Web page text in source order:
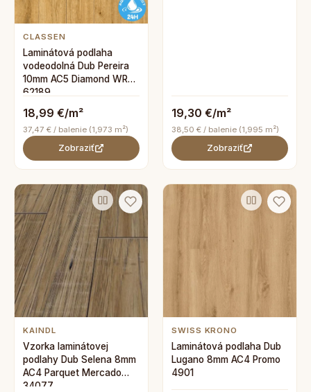
CLASSEN
Laminátová podlaha
vodeodolná Dub Pereira
10mm AC5 Diamond WR
62189
18,99 €/m²
37,47 € / balenie (1,973 m²)
Zobraziť
19,30 €/m²
38,50 € / balenie (1,995 m²)
Zobraziť
KAINDL
Vzorka laminátovej
podlahy Dub Selena 8mm
AC4 Parquet Mercado
34077
SWISS KRONO
Laminátová podlaha Dub
Lugano 8mm AC4 Promo
4901